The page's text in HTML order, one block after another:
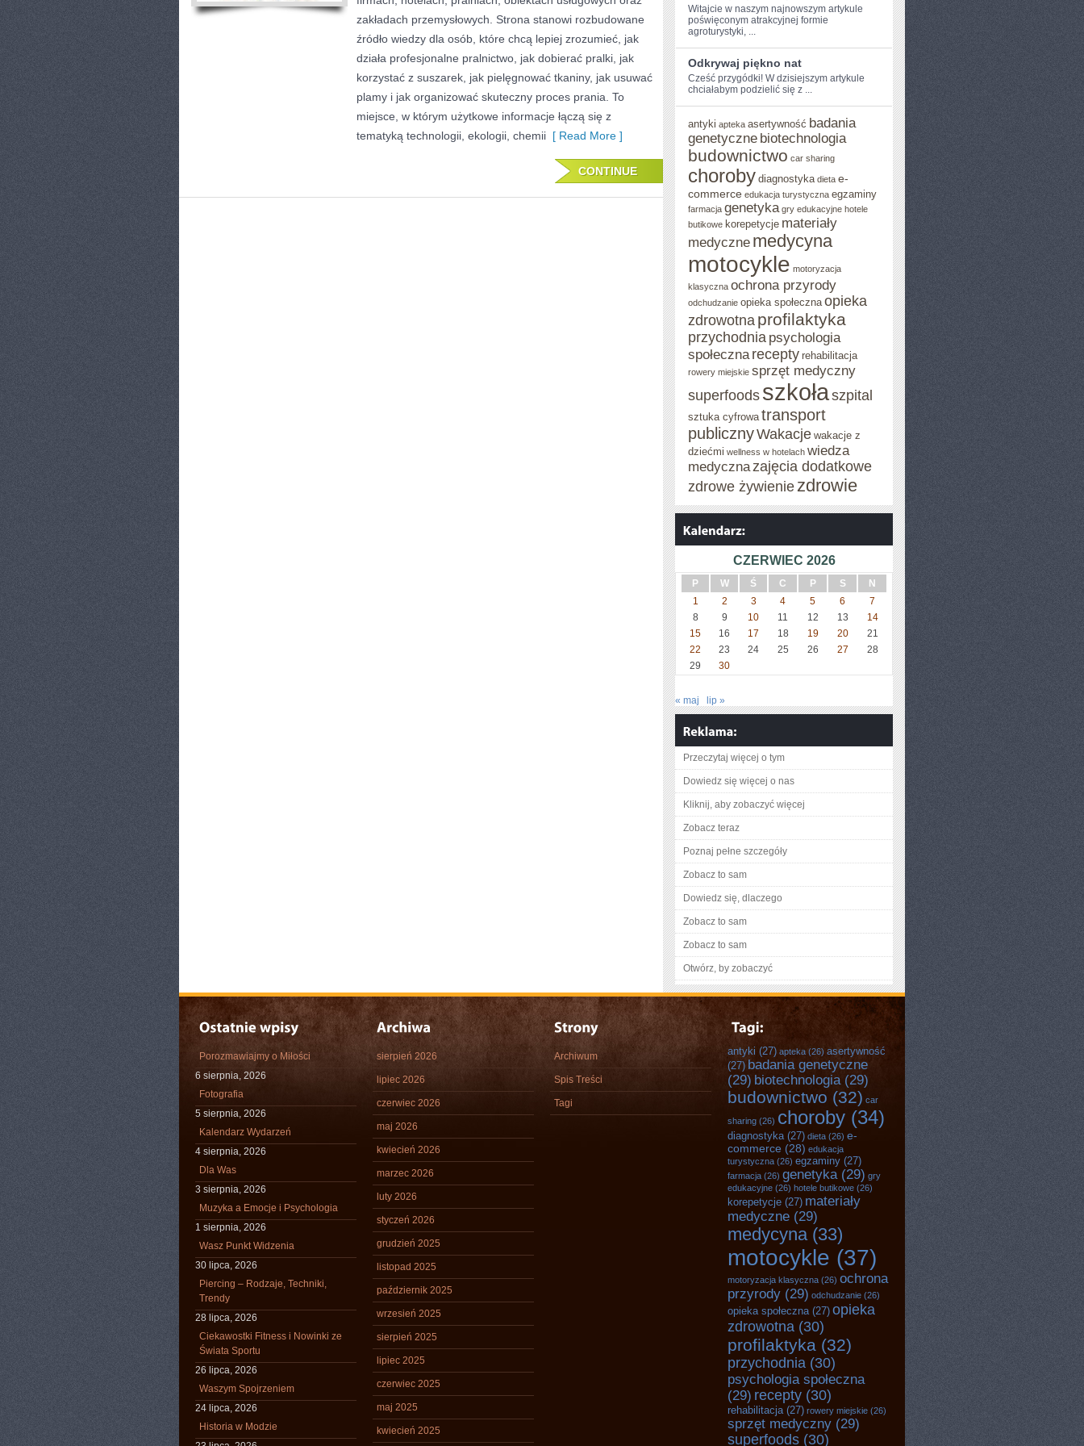
PRANIU
zakładach przemysłowych. Strona stanowi rozbudowane
źródło wiedzy dla osób, które chcą lepiej zrozumieć, jak
działa profesjonalne pralnictwo, jak dobierać pralki, jak
korzystać z suszarek, jak pielęgnować tkaniny, jak usuwać
plamy i jak organizować skuteczny proces prania. To
miejsce, w którym użytkowe informacje łączą się z
tematyką technologii, ekologii, chemii [ Read More ]
CONTINUE
Witajcie w naszym najnowszym artykule
poświęconym atrakcyjnej formie
agroturystyki, ...
Odkrywaj piękno nat
Cześć przygódki! W dzisiejszym artykule⁢
chciałabym podzielić ⁢się z ...
antyki apteka asertywność badania
genetyczne biotechnologia
budownictwo car sharing
choroby diagnostyka dieta e-
commerce edukacja turystyczna egzaminy
farmacja genetyka gry edukacyjne hotele
butikowe korepetycje materiały
medyczne medycyna
motocykle motoryzacja
klasyczna ochrona przyrody
odchudzanie opieka społeczna opieka
zdrowotna profilaktyka
przychodnia psychologia
społeczna recepty rehabilitacja
rowery miejskie sprzęt medyczny
superfoods szkołaszpital
sztuka cyfrowa transport
publicznyWakacje wakacje z
dziećmi wellness w hotelach wiedza
medycznazajęcia dodatkowe
zdrowe żywienie zdrowie
CZERWIEC 2026
P W Ś C P S
N
1
2 3 4 5 6
7
8
9 10 11 12 13
14
15
16 17 18 19 20
21
22
23 24 25 26 27
28
29
30
« maj lip »
Przeczytaj więcej o tym
Dowiedz się więcej o nas
Kliknij, aby zobaczyć więcej
Zobacz teraz
Poznaj pełne szczegóły
Zobacz to sam
Dowiedz się, dlaczego
Zobacz to sam
Zobacz to sam
Otwórz, by zobaczyć
Porozmawiajmy o Miłości
6 sierpnia, 2026
Fotografia
5 sierpnia, 2026
Kalendarz Wydarzeń
4 sierpnia, 2026
Dla Was
3 sierpnia, 2026
Muzyka a Emocje i Psychologia
1 sierpnia, 2026
Wasz Punkt Widzenia
30 lipca, 2026
Piercing – Rodzaje, Techniki,
Trendy
28 lipca, 2026
Ciekawostki Fitness i Nowinki ze
Świata Sportu
26 lipca, 2026
Waszym Spojrzeniem
24 lipca, 2026
Historia w Modzie
sierpień 2026
lipiec 2026
czerwiec 2026
maj 2026
kwiecień 2026
marzec 2026
luty 2026
styczeń 2026
grudzień 2025
listopad 2025
październik 2025
wrzesień 2025
sierpień 2025
lipiec 2025
czerwiec 2025
maj 2025
kwiecień 2025
Archiwum
Spis Treści
Tagi
antyki (27) apteka (26) asertywność
(27) badania genetyczne
(29) biotechnologia (29)
budownictwo (32) car
sharing (26) choroby (34)
diagnostyka(27) dieta (26) e-
commerce (28) edukacja
turystyczna (26) egzaminy (27)
farmacja (26) genetyka (29) gry
edukacyjne (26) hotele butikowe (26)
korepetycje (27) materiały
medyczne (29)
medycyna(33)
motocykle (37)
motoryzacja klasyczna (26) ochrona
przyrody (29) odchudzanie (26)
opieka społeczna(27) opieka
zdrowotna (30)
profilaktyka (32)
przychodnia (30)
psychologia społeczna
(29) recepty (30)
rehabilitacja(27) rowery miejskie (26)
sprzęt medyczny (29)
superfoods (30)